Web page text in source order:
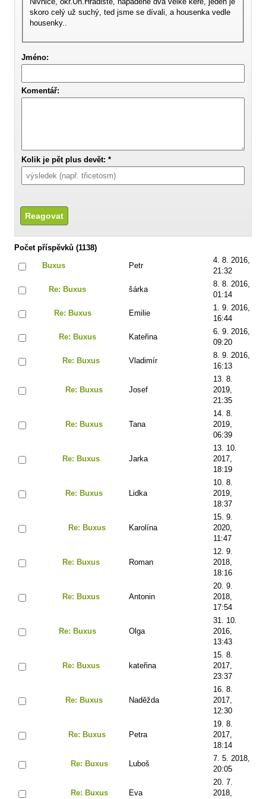
skoro celý už suchý, ted jsme se dívali, a housenka vedle
housenky..
Jméno:
Komentář:
Kolik je pět plus devět: *
Počet příspěvků (1138)
Buxus
Petr
4. 8. 2016,
21:32
Re: Buxus šárka
8. 8. 2016,
01:14
Re: Buxus Emilie
1. 9. 2016,
16:44
Re: Buxus Kateřina
6. 9. 2016,
09:20
Re: Buxus Vladimír
8. 9. 2016,
16:13
Re: Buxus Josef
13. 8.
2019,
21:35
Re: Buxus Tana
14. 8.
2019,
06:39
Re: Buxus Jarka
13. 10.
2017,
18:19
Re: Buxus Lidka
10. 8.
2019,
18:37
Re: Buxus Karolína
15. 9.
2020,
11:47
Re: Buxus Roman
12. 9.
2018,
18:16
Re: Buxus Antonin
20. 9.
2018,
17:54
Re: Buxus Olga
31. 10.
2016,
13:43
Re: Buxus kateřina
15. 8.
2017,
23:37
Re: Buxus Naděžda
16. 8.
2017,
12:30
Re: Buxus Petra
19. 8.
2017,
18:14
Re: Buxus Luboš
7. 5. 2018,
20:05
Re: Buxus Eva
20. 7.
2018,